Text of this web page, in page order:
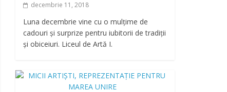
decembrie 11, 2018
Luna decembrie vine cu o mulțime de
cadouri și surprize pentru iubitorii de tradiții
și obiceiuri. Liceul de Artă I.